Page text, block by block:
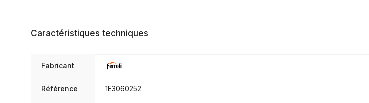
Caractéristiques techniques
Fabricant
Référence 1E3060252